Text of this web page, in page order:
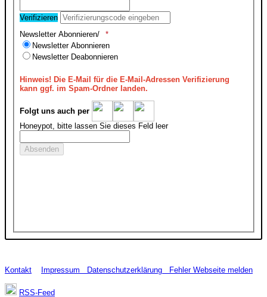
Verifizieren
Newsletter Abonnieren/
Newsletter Abonnieren
Newsletter Deabonnieren
Hinweis! Die E-Mail für die E-Mail-Adressen Verifizierung
kann ggf. im Spam-Ordner landen.
Folgt uns auch per
Honeypot, bitte lassen Sie dieses Feld leer
Kontakt Impressum Datenschutzerklärung Fehler Webseite melden
RSS-Feed